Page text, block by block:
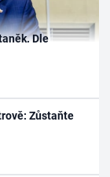
Dle
Zůstaňte